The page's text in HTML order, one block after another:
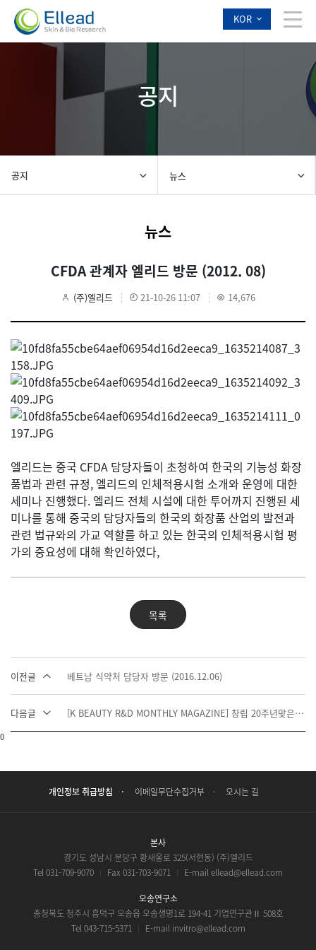
KOR
공지
공지 뉴스
뉴스
CFDA 관계자 엘리드 방문 (2012. 08)
(주)엘리드 21-10-26 11:07 14,676
엘리드는 중국 CFDA 담당자들이 초청하여 한국의 기능성 화장
품법과 관련 규정, 엘리드의 인체적용시험 소개와 운영에 대한
세미나 진행했다. 엘리드 전체 시설에 대한 투어까지 진행된 세
미나를 통해 중국의 담당자들의 한국의 화장품 산업의 발전과
관련 법규와의 가교 역할를 하고 있는 한국의 인체적용시험 평
가의 중요성에 대해 확인하였다,
목록
이전글 베트남 식약처 담당자 방문 (2016.12.06)
다음글 [K BEAUTY R&D MONTHLY MAGAZINE] 창립 20주년맞은 인체시험 3사 '엘리드, 더마프로, IEC코리아'
0
개인정보 취급방침 이메일무단수집거부 오시는 길
본사
경기도 성남시 분당구 황새울로 325(서현동) (주)엘리드
Tel 031-709-9070
Fax 031-703-9071 E-mail ellead@ellead.com
오송연구소
충청북도 청주시 흥덕구 오송읍 오송생명1로 194-41 기업연구관Ⅱ 508호
Tel 043-715-5371
E-mail invitro@ellead.com